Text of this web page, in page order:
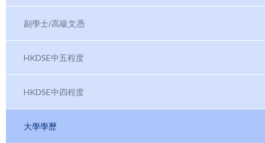
副學士/高級文憑
HKDSE中五程度
HKDSE中四程度
大學學歷